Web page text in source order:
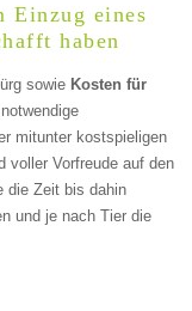
Einzug eines
haben
sowie Kosten für
mitunter kostspieligen
voller Vorfreude auf den
die Zeit bis dahin
und je nach Tier die